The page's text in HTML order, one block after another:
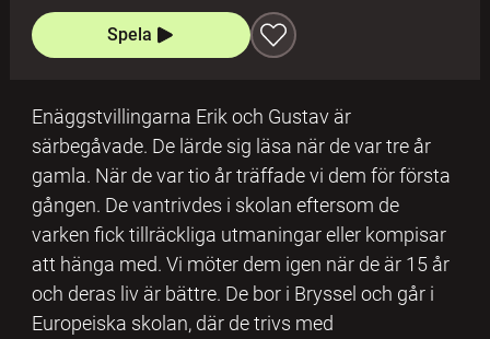
Spela
Enäggstvillingarna Erik och Gustav är
särbegåvade. De lärde sig läsa när de var tre år
gamla. När de var tio år träffade vi dem för första
gången. De vantrivdes i skolan eftersom de
varken fick tillräckliga utmaningar eller kompisar
att hänga med. Vi möter dem igen när de är 15 år
och deras liv är bättre. De bor i Bryssel och går i
Europeiska skolan, där de trivs med